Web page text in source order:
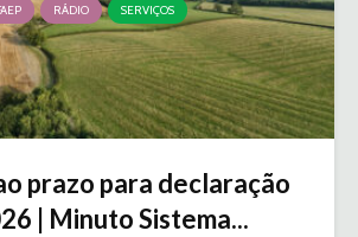
RÁDIO SERVIÇOS
prazo para declaração
| Minuto Sistema...